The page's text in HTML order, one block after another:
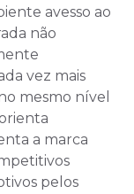
avesso ao
não
vez mais
mesmo nível
a marca
pelos